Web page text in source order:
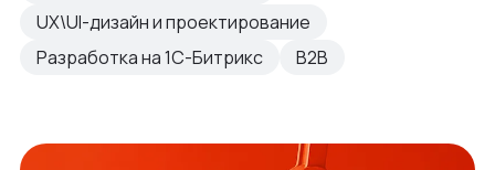
UX\UI-дизайн и проектирование
Разработка на 1С-Битрикс
B2B